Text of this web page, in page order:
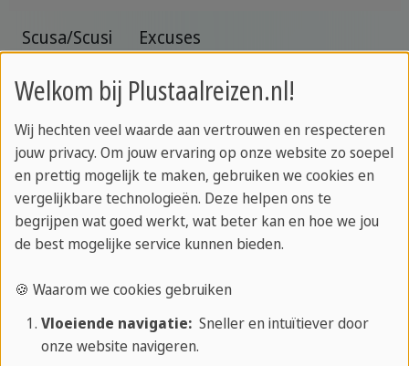
Scusa/Scusi
Excuses
inglese?
Non parlo
italiano
molto bene
Ik spreek niet zo
goed Italiaans.
costa?
Hoeveel kost het?
Welkom bij Plustaalreizen.nl!
Wij hechten veel waarde aan vertrouwen en respecteren
jouw privacy. Om jouw ervaring op onze website zo soepel
en prettig mogelijk te maken, gebruiken we cookies en
vergelijkbare technologieën. Deze helpen ons te
begrijpen wat goed werkt, wat beter kan en hoe we jou
de best mogelijke service kunnen bieden.
🍪 Waarom we cookies gebruiken
Vloeiende navigatie:Sneller en intuïtiever door
onze website navigeren.